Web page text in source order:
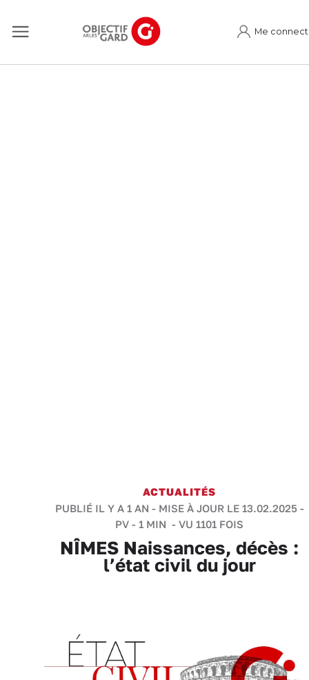
Me
ACTUALITÉS
PUBLIÉ IL Y A 1 AN - MISE À JOUR LE 13.02.2025 -
PV - 1 MIN - VU 1101 FOIS
NÎMES Naissances, décès :
l’état civil du jour